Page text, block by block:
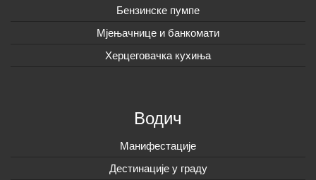
Бензинске пумпе
Мјењачнице и банкомати
Херцеговачка кухиња
Водич
Манифестације
Дестинације у граду